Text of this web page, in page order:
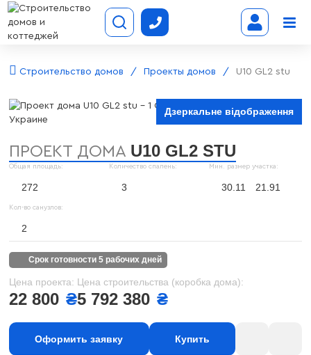
Строительство домов Проекты домов U10 GL2 stu
Дзеркальне відображення
ПРОЕКТ ДОМА U10 GL2 STU
Общая площадь:
272
Количество спалень:
3
Мин. размер участка:
30.11 21.91
Кол-во санузлов:
2
срок готовности 5 рабочих дней
Цена проекта:
22 800 ₴
Цена строительства (коробка дома):
5 792 380 ₴
Оформить заявку Купить